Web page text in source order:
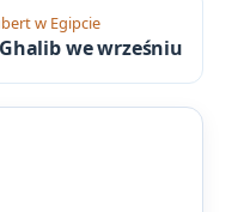
w Egipcie
we wrześniu